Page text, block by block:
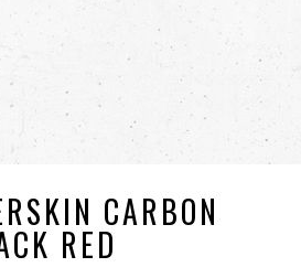
CARBON
RED